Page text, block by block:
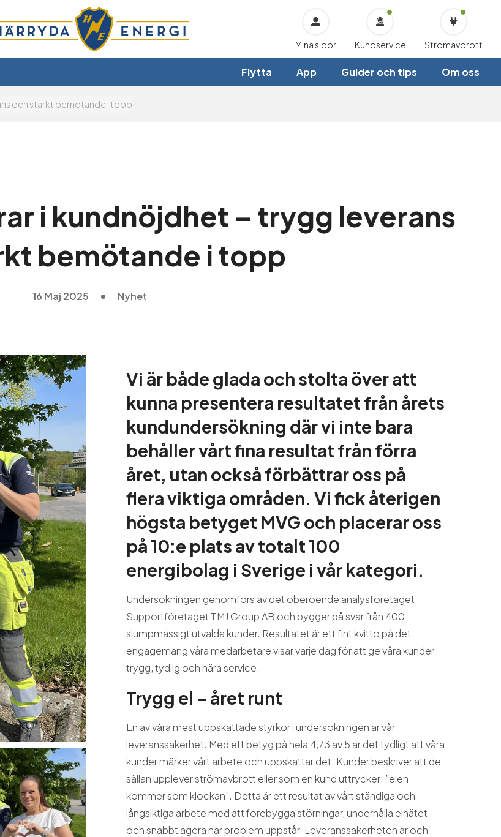
Mina sidor
Kundservice Strömavbrott
Flytta App Guider och tips Om oss
och starkt bemötande i topp
i kundnöjdhet – trygg leverans
bemötande i topp
16 Maj 2025 Nyhet
Vi är både glada och stolta över att
kunna presentera resultatet från årets
kundundersökning där vi inte bara
behåller vårt fina resultat från förra
året, utan också förbättrar oss på
flera viktiga områden. Vi fick återigen
högsta betyget MVG och placerar oss
på 10:e plats av totalt 100
energibolag i Sverige i vår kategori.
Undersökningen genomförs av det oberoende analysföretaget
Supportföretaget TMJ Group AB och bygger på svar från 400
slumpmässigt utvalda kunder. Resultatet är ett fint kvitto på det
engagemang våra medarbetare visar varje dag för att ge våra kunder
trygg, tydlig och nära service.
Trygg el – året runt
En av våra mest uppskattade styrkor i undersökningen är vår
leveranssäkerhet. Med ett betyg på hela 4,73 av 5 är det tydligt att våra
kunder märker vårt arbete och uppskattar det. Kunder beskriver att de
sällan upplever strömavbrott eller som en kund uttrycker: ”elen
kommer som klockan". Detta är ett resultat av vårt ständiga och
långsiktiga arbete med att förebygga störningar, underhålla elnätet
och snabbt agera när problem uppstår. Leveranssäkerheten är och